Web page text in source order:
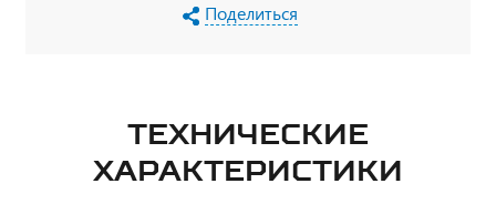
Поделиться
ТЕХНИЧЕСКИЕ
ХАРАКТЕРИСТИКИ